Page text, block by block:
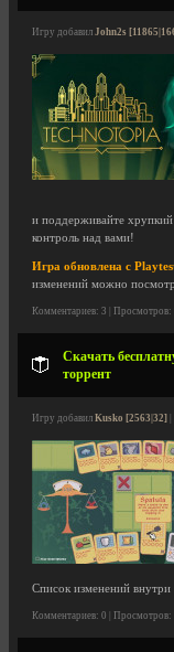
Игру добавил John2s
и поддерживайте
контроль над вами!
Игра обновлена с
изменений можно
Комментариев: 3 | Просмотров:
Скачать
торрент
Игру добавил Kusko [2563|32]
Список изменений внутри
Комментариев: 0 | Просмотров: